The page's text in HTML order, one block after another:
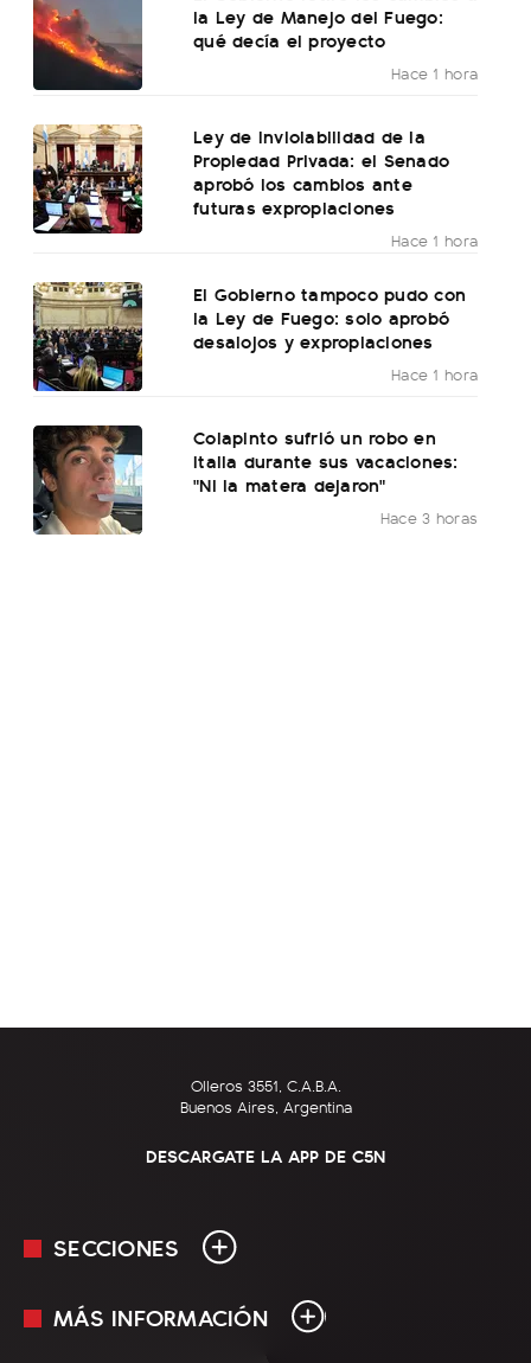
la Ley de Manejo del Fuego:
qué decía el proyecto
Hace 1 hora
Ley de Inviolabilidad de la
Propiedad Privada: el Senado
aprobó los cambios ante
futuras expropiaciones
Hace 1 hora
El Gobierno tampoco pudo con
la Ley de Fuego: solo aprobó
desalojos y expropiaciones
Hace 1 hora
Colapinto sufrió un robo en
Italia durante sus vacaciones:
"Ni la matera dejaron"
Hace 3 horas
Olleros 3551, C.A.B.A.
Buenos Aires, Argentina
DESCARGATE LA APP DE C5N
SECCIONES
En Vivo
MÁS INFORMACIÓN